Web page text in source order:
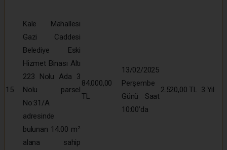
15
Kale Mahallesi
Gazi Caddesi
Belediye Eski
Hizmet Binası Altı
223 Nolu Ada 3
Nolu parsel
No:31/A
adresinde
bulunan 14.00 m²
alana sahip
84.000,00
TL
13/02/2025
Perşembe
Günü Saat
10:00’da
2.520,00 TL 3 Yıl